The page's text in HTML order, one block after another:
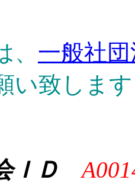
一般社
い致しま
ＩＤ